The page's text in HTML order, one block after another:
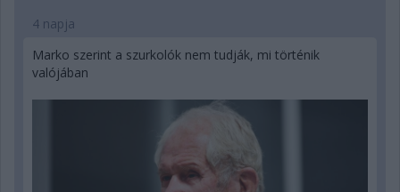
4 napja
Marko szerint a szurkolók nem tudják, mi történik
valójában